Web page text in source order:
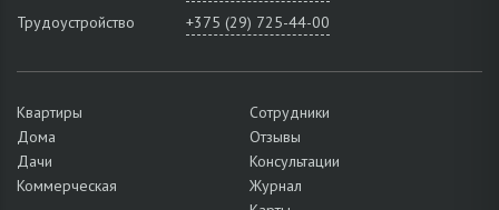
Трудоустройство
+375 (29) 725-44-00
Квартиры
Дома
Дачи
Коммерческая
Сотрудники
Отзывы
Консультации
Журнал